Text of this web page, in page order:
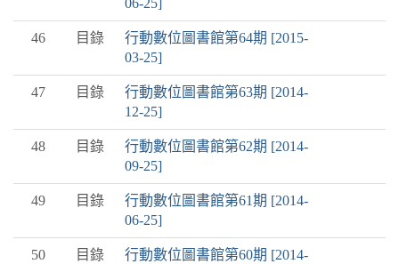
06-25]
46 目錄
行動數位圖書館第64期 [2015-
03-25]
47 目錄
行動數位圖書館第63期 [2014-
12-25]
48 目錄
行動數位圖書館第62期 [2014-
09-25]
49 目錄
行動數位圖書館第61期 [2014-
06-25]
50 目錄 行動數位圖書館第60期 [2014-